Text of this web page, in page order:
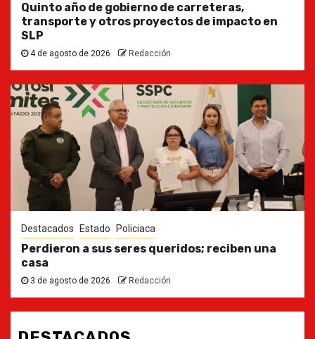
Quinto año de gobierno de carreteras,
transporte y otros proyectos de impacto en
SLP
4 de agosto de 2026 Redacción
Destacados Estado Policiaca
Perdieron a sus seres queridos; reciben una
casa
3 de agosto de 2026 Redacción